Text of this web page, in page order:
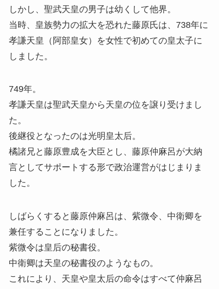
しかし、聖武天皇の男子は幼くして他界。
当時、皇族勢力の拡大を恐れた藤原氏は、738年に
孝謙天皇（阿部皇女）を女性で初めての皇太子に
しました。
749年。
孝謙天皇は聖武天皇から天皇の位を譲り受けまし
た。
後継役となったのは光明皇太后。
橘諸兄と藤原豊成を大臣とし、藤原仲麻呂が大納
言としてサポートする形で政治運営がはじまりま
した。
しばらくすると藤原仲麻呂は、紫微令、中衛卿を
兼任することになりました。
紫微令は皇后の秘書役。
中衛卿は天皇の秘書役のようなもの。
これにより、天皇や皇太后の命令はすべて仲麻呂